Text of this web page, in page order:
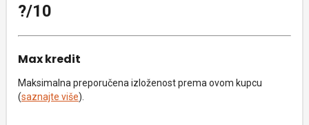
?/10
Max kredit
Maksimalna preporučena izloženost prema ovom kupcu
(saznajte više).